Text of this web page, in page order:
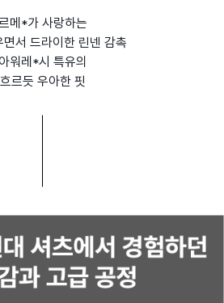
르메*가 사랑하는
면서 드라이한 린넨 감촉
워레*시 특유의
흐르듯 우아한 핏